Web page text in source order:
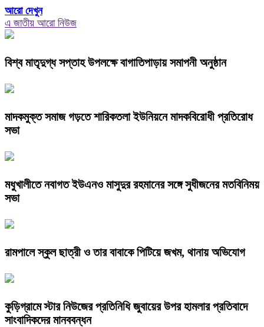
আরো দেখুন
এ জাতীয় আরো নিউজ
বিশ্ব মাতৃদুগ্ধ সপ্তাহ উপলক্ষে বাগাতিপাড়ায় সমাপনী অনুষ্ঠান
মাদকমুক্ত সমাজ গড়তে শারিকতলা ইউনিয়নে মাদকবিরোধী প্রতিরোধ
সভা
মধুখালীতে নবাগত ইউএনও মাসুদুর রহমানের সঙ্গে সুধীজনের মতবিনিময়
সভা
রামপালে স্কুল ছাত্রী ও তার বাবাকে পিটিয়ে জখম, থানায় অভিযোগ
কুড়িগ্রামে স্টার নিউজের প্রতিনিধি জুবায়ের উপর হামলার প্রতিবাদে
সাংবাদিকদের মানববন্ধন